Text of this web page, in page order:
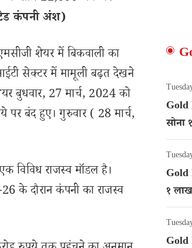
कंपनी अंश)
शेयर में बिकवाली का
सेक्टर में मामूली बढ़त देखने
बुधवार, 27 मार्च, 2024 को
बंद हुए। गुरुवार ( 28 मार्च,
विविध राजस्व मॉडल है।
के दौरान कंपनी का राजस्व
गोल्ड
१
गोल्ड